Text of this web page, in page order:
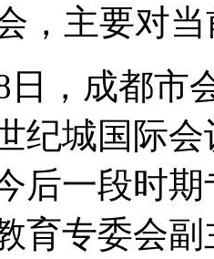
，主要对
日，成都市
纪城国际
后一段时
育专委会